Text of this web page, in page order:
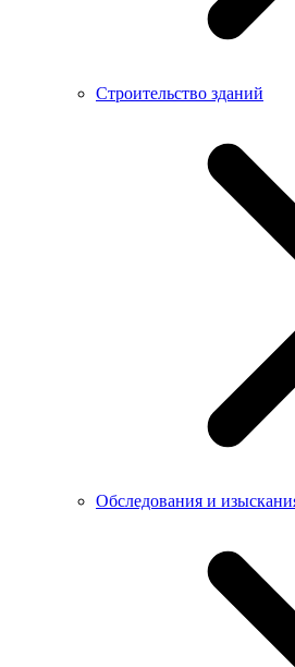
Строительство зданий
Обследования и